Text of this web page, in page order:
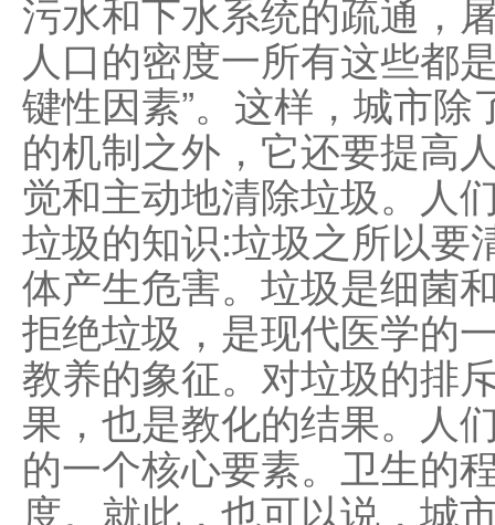
污水和下水系统的疏通，
人口的密度一所有这些都
键性因素”。这样，城市
的机制之外，它还要提高
觉和主动地清除垃圾。人
垃圾的知识:垃圾之所以要
体产生危害。垃圾是细菌
拒绝垃圾，是现代医学的
教养的象征。对垃圾的排
果，也是教化的结果。人
的一个核心要素。卫生的
度。就此，也可以说，城